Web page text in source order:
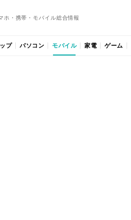
ホ・携帯・モバイル総合情報
プ パソコン モバイル 家電 ゲーム